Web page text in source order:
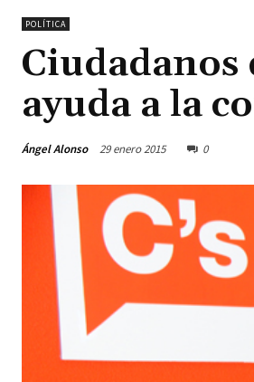
POLÍTICA
ayuda a la
Ángel Alonso 29 enero 2015 0